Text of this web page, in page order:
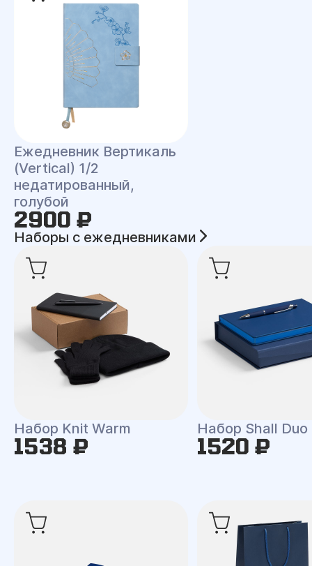
Ежедневник Вертикаль
(Vertical) 1/2
недатированный,
голубой
2900 ₽
Наборы с ежедневниками
Набор Knit Warm
1538 ₽
Набор Shall Duo
1520 ₽